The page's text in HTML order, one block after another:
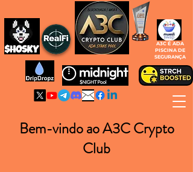
A3C É ADA
PISCINA DE
SEGURANÇA
Bem-vindo ao A3C Crypto
Club